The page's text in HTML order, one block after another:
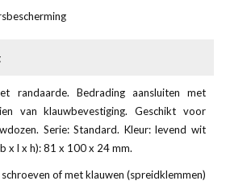
randaarde. Bedrading aansluiten met
van klauwbevestiging. Geschikt voor
Serie: Standard. Kleur: levend wit
x l x h): 81 x 100 x 24 mm.
of met klauwen (spreidklemmen)